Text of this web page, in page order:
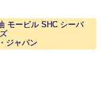
モービル SHC シーバ
ジャパン